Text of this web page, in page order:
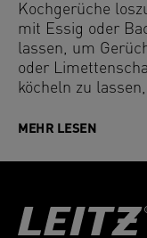
Kochgerüche
mit Essig oder
lassen, um
oder
köcheln zu
MEHR LESEN